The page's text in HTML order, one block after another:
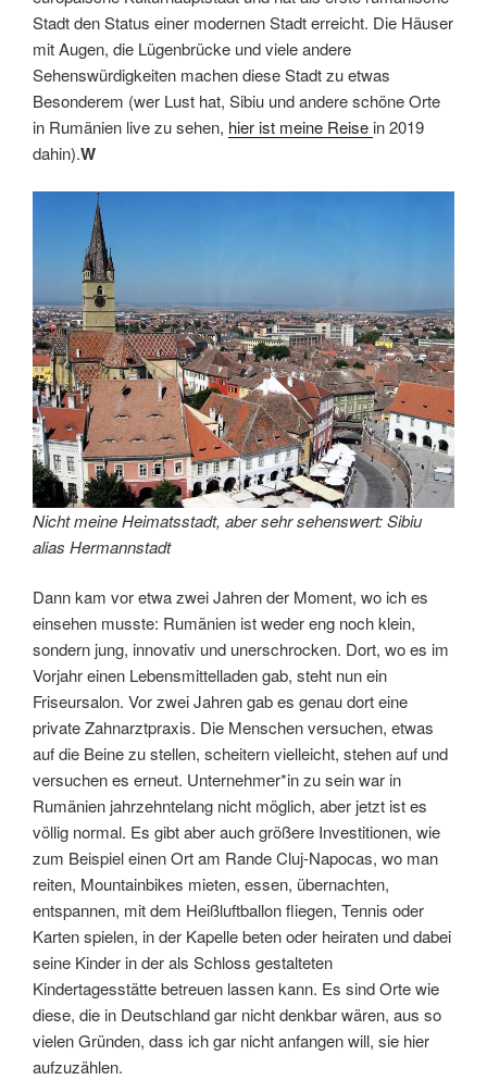
Stadt den Status einer modernen Stadt erreicht. Die Häuser
mit Augen, die Lügenbrücke und viele andere
Sehenswürdigkeiten machen diese Stadt zu etwas
Besonderem (wer Lust hat, Sibiu und andere schöne Orte
in Rumänien live zu sehen, hier ist meine Reise in 2019
dahin).W
Nicht meine Heimatsstadt, aber sehr sehenswert: Sibiu
alias Hermannstadt
Dann kam vor etwa zwei Jahren der Moment, wo ich es
einsehen musste: Rumänien ist weder eng noch klein,
sondern jung, innovativ und unerschrocken. Dort, wo es im
Vorjahr einen Lebensmittelladen gab, steht nun ein
Friseursalon. Vor zwei Jahren gab es genau dort eine
private Zahnarztpraxis. Die Menschen versuchen, etwas
auf die Beine zu stellen, scheitern vielleicht, stehen auf und
versuchen es erneut. Unternehmer*in zu sein war in
Rumänien jahrzehntelang nicht möglich, aber jetzt ist es
völlig normal. Es gibt aber auch größere Investitionen, wie
zum Beispiel einen Ort am Rande Cluj-Napocas, wo man
reiten, Mountainbikes mieten, essen, übernachten,
entspannen, mit dem Heißluftballon fliegen, Tennis oder
Karten spielen, in der Kapelle beten oder heiraten und dabei
seine Kinder in der als Schloss gestalteten
Kindertagesstätte betreuen lassen kann. Es sind Orte wie
diese, die in Deutschland gar nicht denkbar wären, aus so
vielen Gründen, dass ich gar nicht anfangen will, sie hier
aufzuzählen.